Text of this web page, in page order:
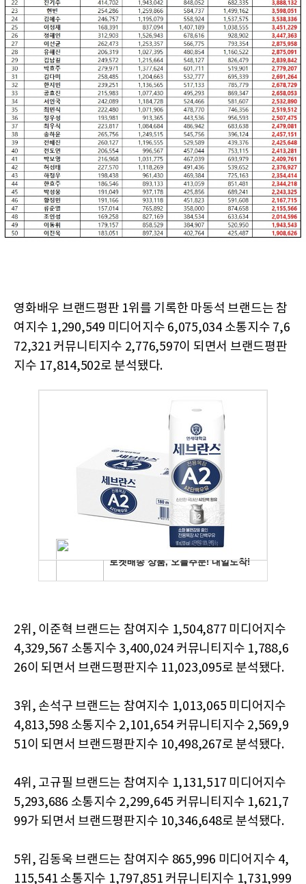
영화배우 브랜드평판 1위를 기록한 마동석 브랜드는 참
여지수 1,290,549 미디어지수 6,075,034 소통지수 7,6
72,321 커뮤니티지수 2,776,597이 되면서 브랜드평판
지수 17,814,502로 분석됐다.
2위, 이준혁 브랜드는 참여지수 1,504,877 미디어지수
4,329,567 소통지수 3,400,024 커뮤니티지수 1,788,6
26이 되면서 브랜드평판지수 11,023,095로 분석됐다.
3위, 손석구 브랜드는 참여지수 1,013,065 미디어지수
4,813,598 소통지수 2,101,654 커뮤니티지수 2,569,9
51이 되면서 브랜드평판지수 10,498,267로 분석됐다.
4위, 고규필 브랜드는 참여지수 1,131,517 미디어지수
5,293,686 소통지수 2,299,645 커뮤니티지수 1,621,7
99가 되면서 브랜드평판지수 10,346,648로 분석됐다.
5위, 김동욱 브랜드는 참여지수 865,996 미디어지수 4,
115,541 소통지수 1,797,851 커뮤니티지수 1,731,999